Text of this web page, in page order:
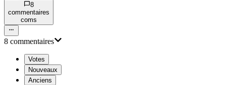
8
commentaires
coms
8 commentaires
Votes
Nouveaux
Anciens